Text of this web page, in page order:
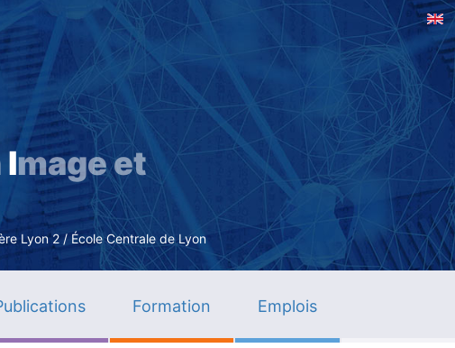
Aller
contenu
principal
Image et
Lyon 2 / École Centrale de Lyon
Formation Emplois